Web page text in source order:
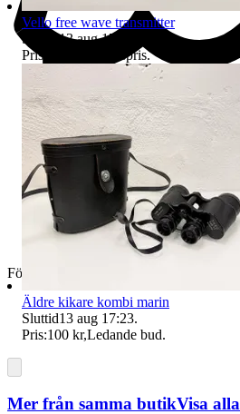
Företag
Vello free wave transmitter
Sluttid13 aug 17:22
Pris:
Utropspris.
Äldre kikare kombi marin
Sluttid13 aug 17:23.
Pris:100 kr,Ledande bud.
Mer från samma butikVisa alla